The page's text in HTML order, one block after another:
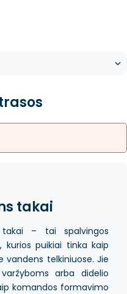
takai
takai – tai spalvingos
kurios puikiai tinka kaip
telkiniuose. Jie
arba didelio
komandos formavimo